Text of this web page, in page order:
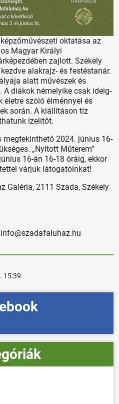
oktatása az
Magyar Királyi
zajlott. Székely
alakrajz- és festéstanár.
alatt művészek és
diákok némelyike csak ideig-
életre szóló élménnyel és
során. A kiállításon tíz
ízelítőt.
2024. június 16-
„Nyitott Műterem”
16-án 16-18 óráig, ekkor
várjuk látogatóinkat!
Galéria, 2111 Szada, Székely
15:39